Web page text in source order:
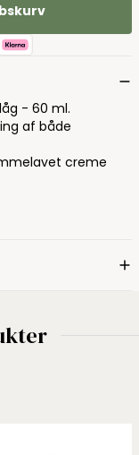
- 60 ml.
af både
creme